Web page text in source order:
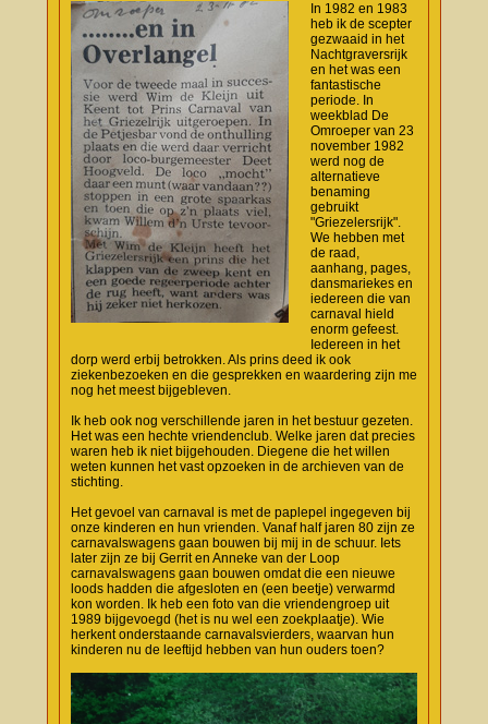
In 1982 en 1983
heb ik de scepter
gezwaaid in het
Nachtgraversrijk
en het was een
fantastische
periode. In
weekblad De
Omroeper van 23
november 1982
werd nog de
alternatieve
benaming
gebruikt
"Griezelersrijk".
We hebben met
de raad,
aanhang, pages,
dansmariekes en
iedereen die van
carnaval hield
enorm gefeest.
Iedereen in het
dorp werd erbij betrokken. Als prins deed ik ook
ziekenbezoeken en die gesprekken en waardering zijn me
nog het meest bijgebleven.
Ik heb ook nog verschillende jaren in het bestuur gezeten.
Het was een hechte vriendenclub. Welke jaren dat precies
waren heb ik niet bijgehouden. Diegene die het willen
weten kunnen het vast opzoeken in de archieven van de
stichting.
Het gevoel van carnaval is met de paplepel ingegeven bij
onze kinderen en hun vrienden. Vanaf half jaren 80 zijn ze
carnavalswagens gaan bouwen bij mij in de schuur. Iets
later zijn ze bij Gerrit en Anneke van der Loop
carnavalswagens gaan bouwen omdat die een nieuwe
loods hadden die afgesloten en (een beetje) verwarmd
kon worden. Ik heb een foto van die vriendengroep uit
1989 bijgevoegd (het is nu wel een zoekplaatje). Wie
herkent onderstaande carnavalsvierders, waarvan hun
kinderen nu de leeftijd hebben van hun ouders toen?